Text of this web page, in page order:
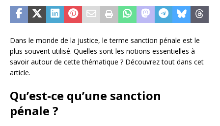
Dans le monde de la justice, le terme sanction pénale est le
plus souvent utilisé. Quelles sont les notions essentielles à
savoir autour de cette thématique ? Découvrez tout dans cet
article.
Qu’est-ce qu’une sanction
pénale ?